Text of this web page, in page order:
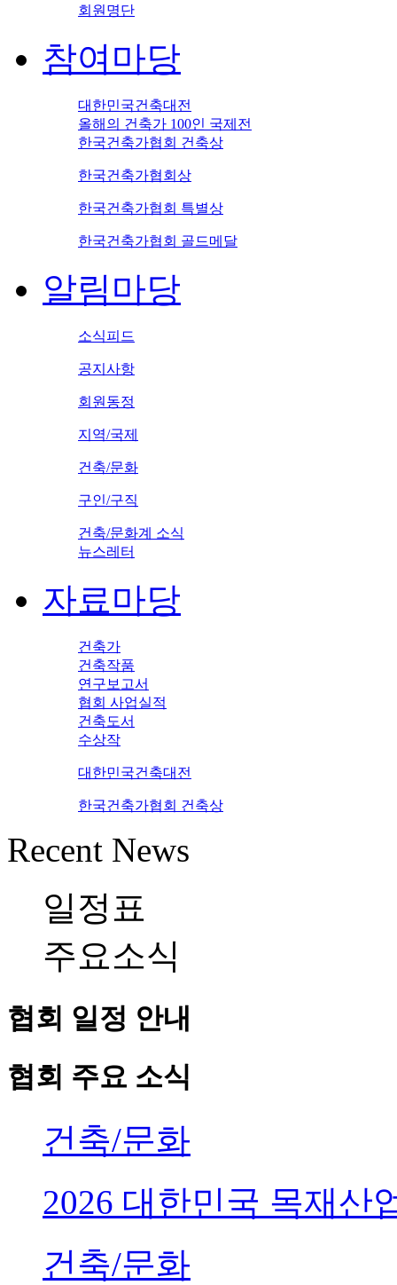
회원명단
참여마당
대한민국건축대전
올해의 건축가 100인 국제전
한국건축가협회 건축상
한국건축가협회상
한국건축가협회 특별상
한국건축가협회 골드메달
알림마당
소식피드
공지사항
회원동정
지역/국제
건축/문화
구인/구직
건축/문화계 소식
뉴스레터
자료마당
건축가
건축작품
연구보고서
협회 사업실적
건축도서
수상작
대한민국건축대전
한국건축가협회 건축상
Recent News
일정표
주요소식
협회 일정 안내
협회 주요 소식
건축/문화
2026 대한민국 목재산
건축/문화